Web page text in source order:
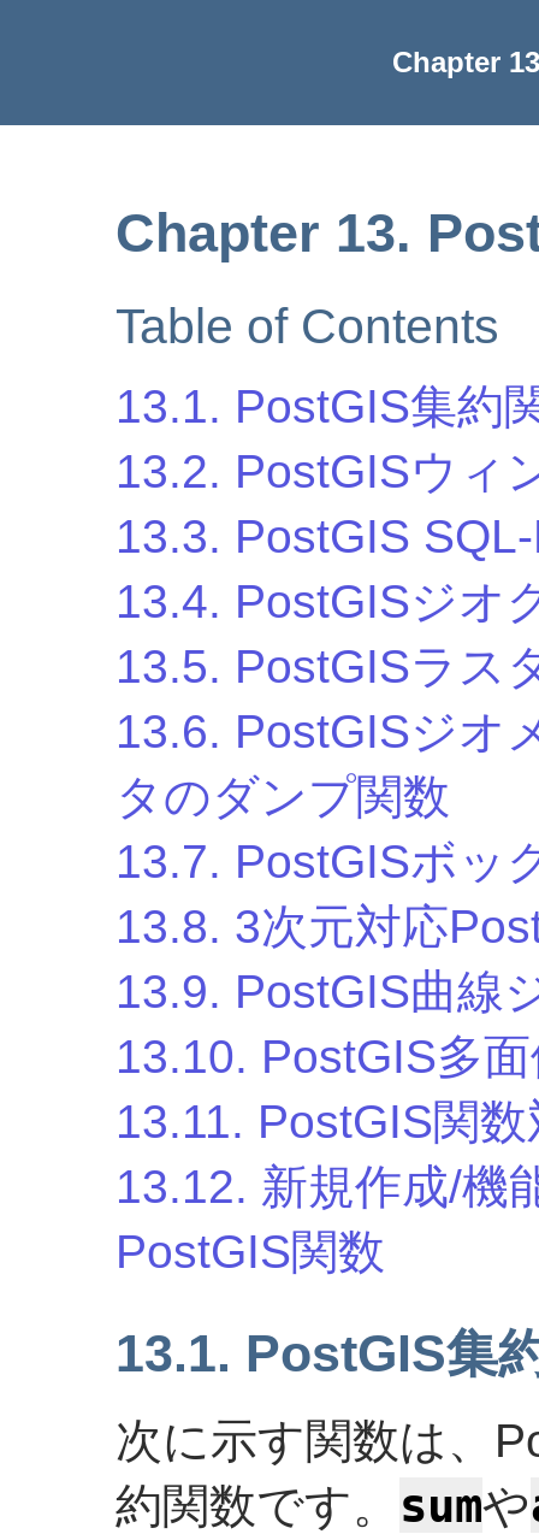
Chapter
Chapter 13.
Table of Contents
13.1. PostGIS集約
13.2. PostGISウィ
13.3. PostGIS
13.4. PostGISジオ
13.5. PostGISラス
13.6. PostGISジオ
タのダンプ関数
13.7. PostGISボッ
13.8. 3次元対応
13.9. PostGIS曲線
13.10. PostGIS多
13.11. PostGIS関
13.12. 新規作成/機
PostGIS関数
13.1. PostGIS集
次に示す関数は、
約関数です。 sumや